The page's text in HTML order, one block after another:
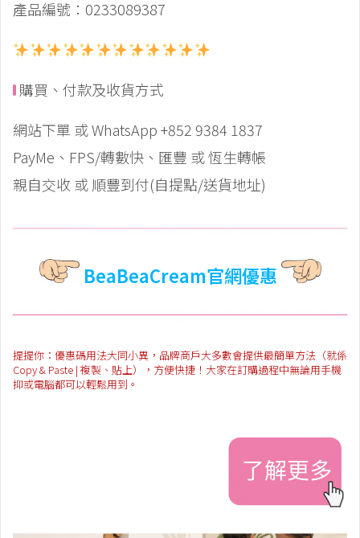
產品編號：0233089387
購買、付款及收貨方式
網站下單 或 WhatsApp +852 9384 1837
PayMe、FPS/轉數快、匯豐 或 恆生轉帳
親自交收 或 順豐到付(自提點/送貨地址)
BeaBeaCream官網優惠
提提你：優惠碼用法大同小異，品牌商戶大多數會提供最簡單方法（就係
Copy & Paste | 複製、貼上），方便快捷！大家在訂購過程中無論用手機
抑或電腦都可以輕鬆用到。